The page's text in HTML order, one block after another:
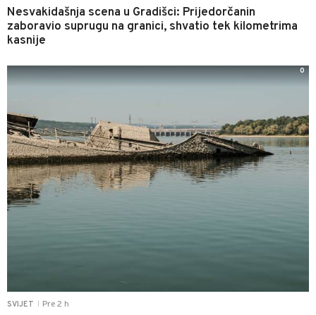
Nesvakidašnja scena u Gradišci: Prijedorčanin
zaboravio suprugu na granici, shvatio tek kilometrima
kasnije
SVIJET Pre 2 h
0